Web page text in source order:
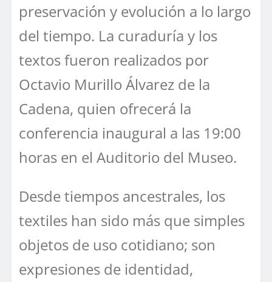
preservación y evolución a lo largo
del tiempo. La curaduría y los
textos fueron realizados por
Octavio Murillo Álvarez de la
Cadena, quien ofrecerá la
conferencia inaugural a las 19:00
horas en el Auditorio del Museo.
Desde tiempos ancestrales, los
textiles han sido más que simples
objetos de uso cotidiano; son
expresiones de identidad,